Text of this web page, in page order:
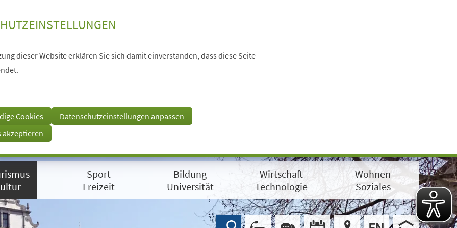
dieser Website erklären Sie sich damit einverstanden, dass diese Seite
Cookies
Datenschutzeinstellungen anpassen
akzeptieren
Sport
Freizeit
Bildung
Universität
Wirtschaft
Technologie
Wohnen
Soziales